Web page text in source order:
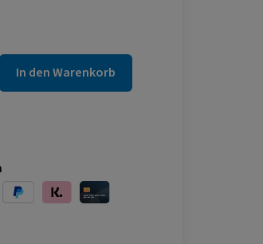
Wert ein oder benutze die Schaltflächen um die
In den Warenkorb